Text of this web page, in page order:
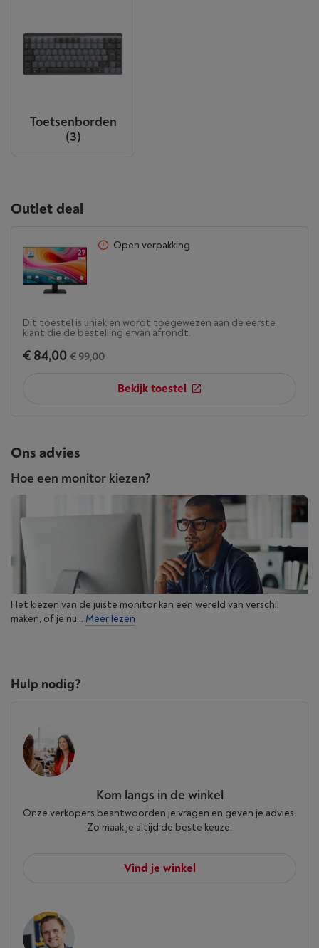
Toetsenborden
(3)
Outlet deal
Open verpakking
Dit toestel is uniek en wordt toegewezen aan de eerste
klant die de bestelling ervan afrondt.
€ 84,00 € 99,00
Bekijk toestel
Ons advies
Hoe een monitor kiezen?
Het kiezen van de juiste monitor kan een wereld van verschil
maken, of je nu... Meer lezen
Hulp nodig?
Kom langs in de winkel
Onze verkopers beantwoorden je vragen en geven je advies.
Zo maak je altijd de beste keuze.
Vind je winkel